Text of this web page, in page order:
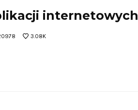
internetowych
3.08K